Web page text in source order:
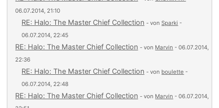
06.07.2014, 21:10
RE: Halo: The Master Chief Collection - vonSparki -
06.07.2014, 22:45
RE: Halo: The Master Chief Collection - von Marvin - 06.07.2014,
22:36
RE: Halo: The Master Chief Collection - von boulette -
06.07.2014, 22:48
RE: Halo: The Master Chief Collection - von Marvin - 06.07.2014,